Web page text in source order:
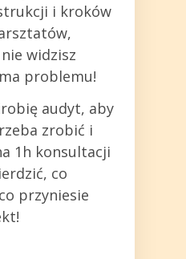
i kroków
widzisz
problemu!
audyt, aby
zrobić i
1h konsultacji
co
przyniesie